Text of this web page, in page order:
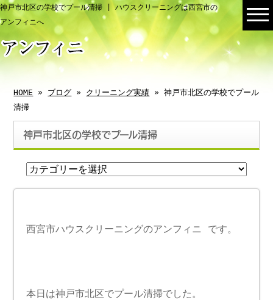
神戸市北区の学校でプール清掃 | ハウスクリーニングは西宮市の
アンフィニへ
HOME » ブログ » クリーニング実績 » 神戸市北区の学校でプール
清掃
神戸市北区の学校でプール清掃
西宮市ハウスクリーニングのアンフィニ です。
本日は神戸市北区でプール清掃でした。